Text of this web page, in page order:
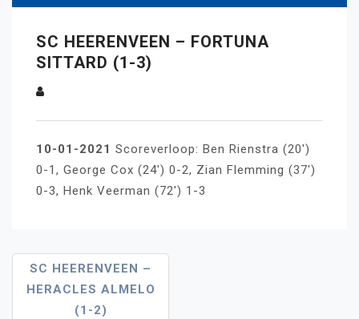
SC HEERENVEEN – FORTUNA
SITTARD (1-3)
10-01-2021 Scoreverloop: Ben Rienstra (20′)
0-1, George Cox (24′) 0-2, Zian Flemming (37′)
0-3, Henk Veerman (72′) 1-3
Bericht
Navigatie
SC HEERENVEEN –
HERACLES ALMELO
(1-2)